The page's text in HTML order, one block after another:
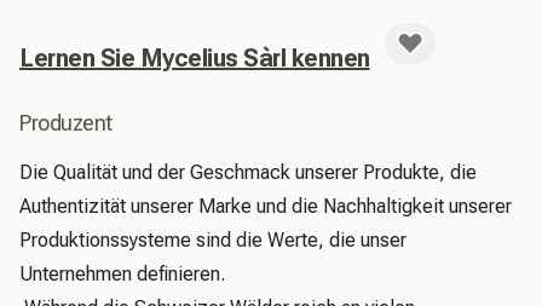
Lernen Sie Mycelius Sàrl kennen
Produzent
Die Qualität und der Geschmack unserer Produkte, die
Authentizität unserer Marke und die Nachhaltigkeit unserer
Produktionssysteme sind die Werte, die unser
Unternehmen definieren.